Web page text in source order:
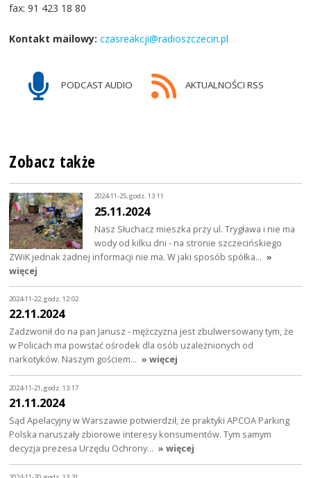
fax: 91 423 18 80
Kontakt mailowy: czasreakcji@radioszczecin.pl
PODCAST AUDIO AKTUALNOŚCI RSS
Zobacz także
2024-11-25, godz. 13:11
25.11.2024
Nasz Słuchacz mieszka przy ul. Trygława i nie ma
wody od kilku dni - na stronie szczecińskiego
ZWiK jednak żadnej informacji nie ma. W jaki sposób spółka… »
więcej
2024-11-22, godz. 12:02
22.11.2024
Zadzwonił do na pan Janusz - mężczyzna jest zbulwersowany tym, że
w Policach ma powstać ośrodek dla osób uzależnionych od
narkotyków. Naszym gościem… » więcej
2024-11-21, godz. 13:17
21.11.2024
Sąd Apelacyjny w Warszawie potwierdził, że praktyki APCOA Parking
Polska naruszały zbiorowe interesy konsumentów. Tym samym
decyzja prezesa Urzędu Ochrony… » więcej